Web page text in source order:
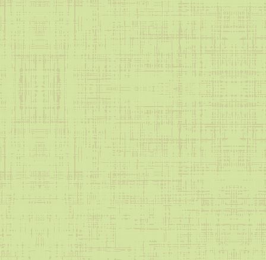
Информация
Инновационная деятельность
Общие сведения
«Цифровая культура педагога»
Наставничество
БС Лицей 67
Нормативные документы (питание)
Примерное десятидневное меню
Ежедневное меню
Информация
Родительский контроль
Охрана здоровья обучающихся в ОО
Школьный спортивный клуб
Лето 2026
Программа воспитания
Навигаторы детства
Наше здоровье в наших руках
Часто задаваемые вопросы
Медиацентр лицея
Школьный театр
Школьный хор